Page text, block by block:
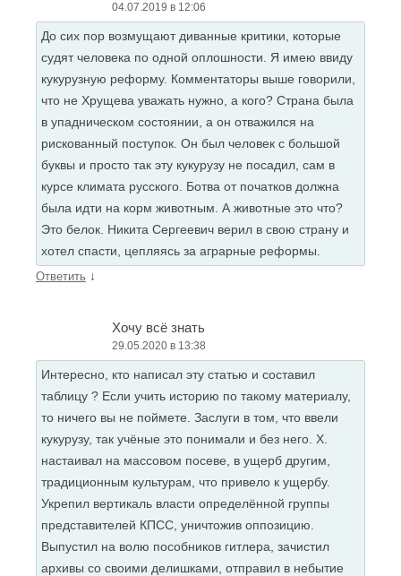
04.07.2019 в 12:06
До сих пор возмущают диванные критики, которые
судят человека по одной оплошности. Я имею ввиду
кукурузную реформу. Комментаторы выше говорили,
что не Хрущева уважать нужно, а кого? Страна была
в упадническом состоянии, а он отважился на
рискованный поступок. Он был человек с большой
буквы и просто так эту кукурузу не посадил, сам в
курсе климата русского. Ботва от початков должна
была идти на корм животным. А животные это что?
Это белок. Никита Сергеевич верил в свою страну и
хотел спасти, цепляясь за аграрные реформы.
Ответить ↓
Хочу всё знать
29.05.2020 в 13:38
Интересно, кто написал эту статью и составил
таблицу ? Если учить историю по такому материалу,
то ничего вы не поймете. Заслуги в том, что ввели
кукурузу, так учёные это понимали и без него. Х.
настаивал на массовом посеве, в ущерб другим,
традиционным культурам, что привело к ущербу.
Укрепил вертикаль власти определённой группы
представителей КПСС, уничтожив оппозицию.
Выпустил на волю пособников гитлера, зачистил
архивы со своими делишками, отправил в небытие